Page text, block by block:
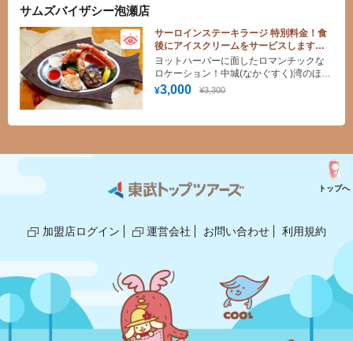
サムズバイザシー泡瀬店
サーロインステーキラージ 特別料金！食
後にアイスクリームをサービスします
♪（トクトククーポン、オリジナルメニュ
ー）
¥3,000 ¥3,300
ヨットハーバーに面したロマンチックな
ロケーション！中城(なかぐすく)湾のほと
り、対岸に夜景を望むロケーションとエ
キゾチックな雰囲気は、日本にいること
レッシュな魚介類／甲殻類はボリューム
加盟店ログイン 運営会社 お問い合わせ 利用規約
トップへ